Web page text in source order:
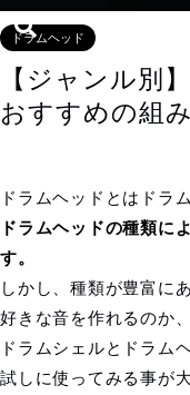
ドラムヘッド
【ジャンル別
おすすめの組
ドラムヘッドとはドラ
ドラムヘッドの種類に
す。
しかし、種類が豊富に
好きな音を作れるのか
ドラムシェルとドラム
試しに使ってみる事が大